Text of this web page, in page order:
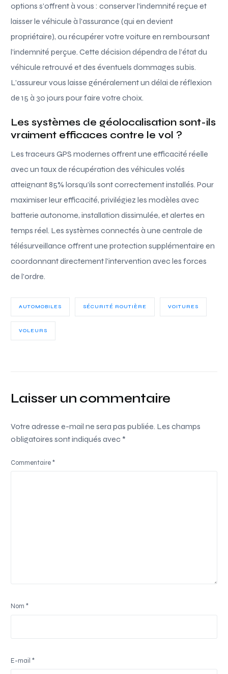
options s’offrent à vous : conserver l’indemnité reçue et
laisser le véhicule à l’assurance (qui en devient
propriétaire), ou récupérer votre voiture en remboursant
l’indemnité perçue. Cette décision dépendra de l’état du
véhicule retrouvé et des éventuels dommages subis.
L’assureur vous laisse généralement un délai de réflexion
de 15 à 30 jours pour faire votre choix.
Les systèmes de géolocalisation sont-ils
vraiment efficaces contre le vol ?
Les traceurs GPS modernes offrent une efficacité réelle
avec un taux de récupération des véhicules volés
atteignant 85% lorsqu’ils sont correctement installés. Pour
maximiser leur efficacité, privilégiez les modèles avec
batterie autonome, installation dissimulée, et alertes en
temps réel. Les systèmes connectés à une centrale de
télésurveillance offrent une protection supplémentaire en
coordonnant directement l’intervention avec les forces
de l’ordre.
AUTOMOBILES SÉCURITÉ ROUTIÈRE VOITURES
VOLEURS
Laisser un commentaire
Votre adresse e-mail ne sera pas publiée. Les champs
obligatoires sont indiqués avec *
Commentaire*
Nom*
E-mail*